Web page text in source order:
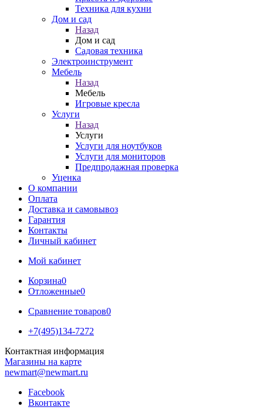
Техника для кухни
Дом и сад
Назад
Дом и сад
Садовая техника
Электроинструмент
Мебель
Назад
Мебель
Игровые кресла
Услуги
Назад
Услуги
Услуги для ноутбуков
Услуги для мониторов
Предпродажная проверка
Уценка
О компании
Оплата
Доставка и самовывоз
Гарантия
Контакты
Личный кабинет
Мой кабинет
Корзина0
Отложенные0
Сравнение товаров0
+7(495)134-7272
Контактная информация
Магазины на карте
newmart@newmart.ru
Facebook
Вконтакте